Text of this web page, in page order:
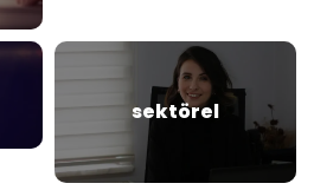
sektörel